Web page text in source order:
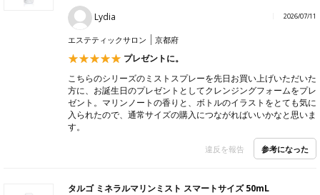
Lydia 2026/07/11
エステティックサロン 京都府
プレゼントに。
こちらのシリーズのミストスプレーを先日お買い上げいただいた
方に、お誕生日のプレゼントとしてクレンジングフォームをプレ
ゼント。マリンノートの香りと、ボトルのイラストをとても気に
入られたので、通常サイズの購入につながればいいかなと思いま
す。
違反を報告 参考になった
タルゴ ミネラルマリンミスト スマートサイズ 50mL